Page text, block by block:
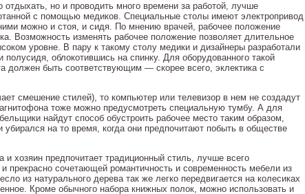
отдыхать, но и проводить много времени за работой, лучше
с помощью медиков. Специальные столы имеют электропривод
можно и стоя, и сидя. По мнению врачей, рабочее положение
Возможность изменять рабочее положение позволяет длительное
уровне. В пару к такому столу медики и дизайнеры разработали
облокотившись на спинку. Для оборудованного такой
должен быть соответствующим — скорее всего, эклектика с
смешение стилей), то компьютер или телевизор в нем не создадут
тоже можно предусмотреть специальную тумбу. А для
найдут способ обустроить рабочее место таким образом,
на то время, когда они предпочитают побыть в обществе
хозяин предпочитает традиционный стиль, лучше всего
прекрасно сочетающей романтичность и современность мебели из
из натурального дерева так же легко передвигается на колесиках
Кроме обычного набора книжных полок, можно использовать и